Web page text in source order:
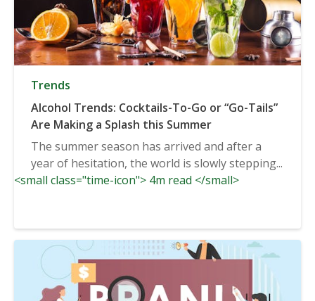
Trends
Alcohol Trends: Cocktails-To-Go or “Go-Tails”
Are Making a Splash this Summer
The summer season has arrived and after a
year of hesitation, the world is slowly stepping...
<small class="time-icon"> 4m read </small>